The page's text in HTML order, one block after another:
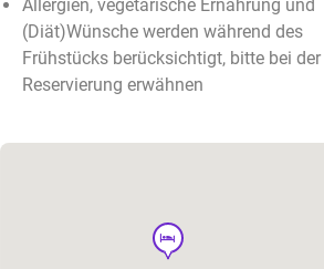
Allergien, vegetarische Ernährung und
(Diät)Wünsche werden während des
Frühstücks berücksichtigt, bitte bei der
Reservierung erwähnen
hotel